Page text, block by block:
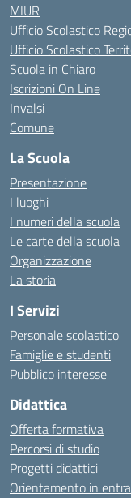
MIUR
Ufficio Scolastico
Ufficio Scolastico
Scuola in Chiaro
Iscrizioni On Line
Invalsi
Comune
La Scuola
Presentazione
I luoghi
I numeri della scuola
Le carte della scuola
Organizzazione
La storia
I Servizi
Personale scolastico
Famiglie e studenti
Pubblico interesse
Didattica
Offerta formativa
Percorsi di studio
Progetti didattici
Orientamento in